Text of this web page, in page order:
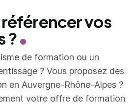
vos
?
de formation ou un
? Vous proposez des
en Auvergne-Rhône-Alpes ?
votre offre de formation